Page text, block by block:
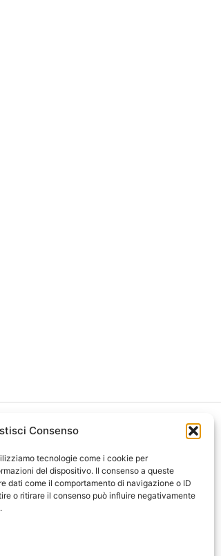
Consenso
tecnologie come i cookie per
del dispositivo. Il consenso a queste
dati come il comportamento di navigazione o ID
o ritirare il consenso può influire negativamente